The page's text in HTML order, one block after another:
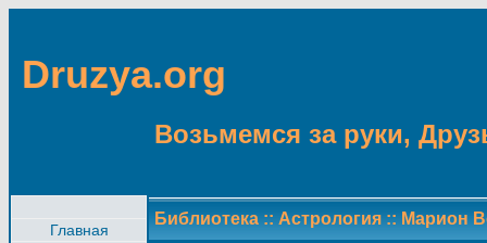
Druzya.org
Возьмемся за руки,
Главная
Библиотека :: Астрология :: Марион